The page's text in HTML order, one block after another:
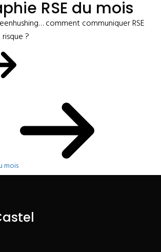
RSE du mois
comment communiquer RSE
?
mois